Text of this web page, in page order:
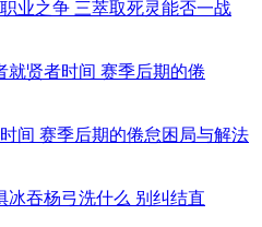
业之争 三萃取死灵能否一战
间 赛季后期的倦怠困局与解法